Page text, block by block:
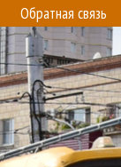
Обратная связь